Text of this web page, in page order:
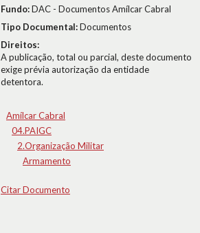
Fundo:DAC - Documentos Amílcar Cabral
Tipo Documental:Documentos
Direitos:
A publicação, total ou parcial, deste documento
exige prévia autorização da entidade
detentora.
Amílcar Cabral
04.PAIGC
2.Organização Militar
Armamento
Citar Documento